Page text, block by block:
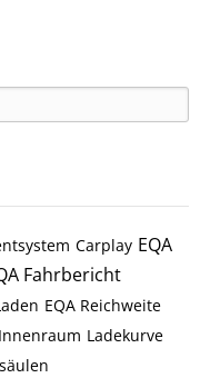
Carplay EQA
Fahrbericht
EQA Reichweite
Innenraum Ladekurve